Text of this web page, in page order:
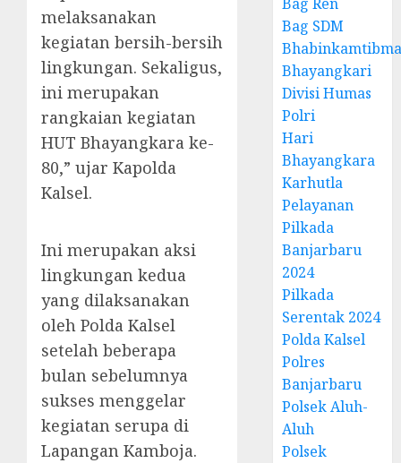
melaksanakan
kegiatan bersih-bersih
lingkungan. Sekaligus,
ini merupakan
rangkaian kegiatan
HUT Bhayangkara ke-
80,” ujar Kapolda
Kalsel.
Ini merupakan aksi
lingkungan kedua
yang dilaksanakan
oleh Polda Kalsel
setelah beberapa
bulan sebelumnya
sukses menggelar
kegiatan serupa di
Lapangan Kamboja.
Bag SDM
Bhayangkari
Divisi Humas
Polri
Hari
Bhayangkara
Karhutla
Pelayanan
Pilkada
Banjarbaru
2024
Pilkada
Serentak 2024
Polda Kalsel
Polres
Banjarbaru
Polsek Aluh-
Aluh
Polsek